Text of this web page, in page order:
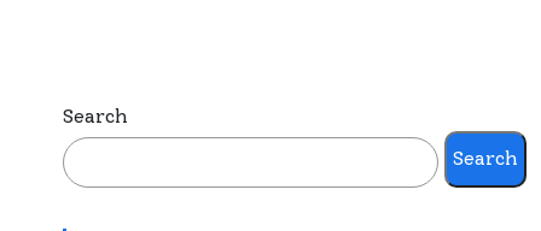
PRI
Search
Search